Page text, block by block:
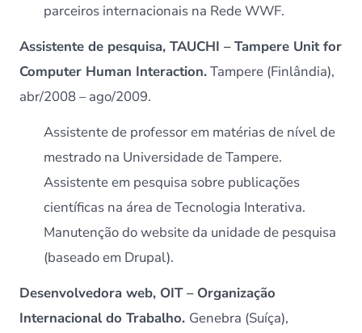
parceiros internacionais na Rede WWF.
Assistente de pesquisa, TAUCHI – Tampere Unit for
Computer Human Interaction.Tampere (Finlândia),
abr/2008 – ago/2009.
Assistente de professor em matérias de nível de
mestrado na Universidade de Tampere.
Assistente em pesquisa sobre publicações
científicas na área de Tecnologia Interativa.
Manutenção do website da unidade de pesquisa
(baseado em Drupal).
Desenvolvedora web, OIT – Organização
Internacional do Trabalho. Genebra (Suíça),